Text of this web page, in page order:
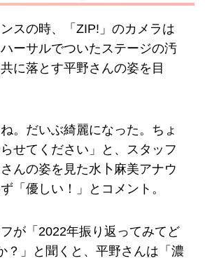
スの時、「ZIP!」のカメラは
ーサルでついたステージの汚
に落とす平野さんの姿を目
ね。だいぶ綺麗になった。ちょ
せてください」と、スタッフ
んの姿を見た水卜麻美アナウ
「優しい！」とコメント。
が「2022年振り返ってみてど
？」と聞くと、平野さんは「濃